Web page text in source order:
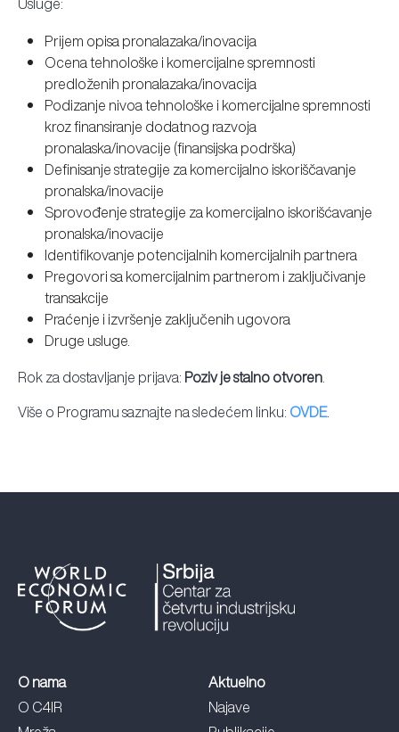
Prijem opisa pronalazaka/inovacija
Ocena tehnološke i komercijalne spremnosti
predloženih pronalazaka/inovacija
Podizanje nivoa tehnološke i komercijalne spremnosti
kroz finansiranje dodatnog razvoja
pronalaska/inovacije (finansijska podrška)
Definisanje strategije za komercijalno iskoriščavanje
pronalska/inovacije
Sprovođenje strategije za komercijalno iskorišćavanje
pronalska/inovacije
Identifikovanje potencijalnih komercijalnih partnera
Pregovori sa komercijalnim partnerom i zaključivanje
transakcije
Praćenje i izvršenje zaključenih ugovora
Druge usluge.
Rok za dostavljanje prijava: Poziv je stalno otvoren.
Više o Programu saznajte na sledećem linku: OVDE.
O nama
O C4IR
Aktuelno
Najave